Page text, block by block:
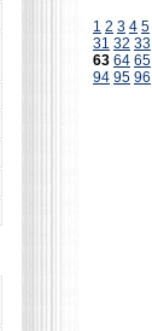
1 2 3 4 5
31 32 33
63 64 65
94 95 96